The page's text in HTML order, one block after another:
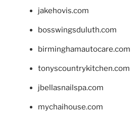
jakehovis.com
bosswingsduluth.com
birminghamautocare.com
tonyscountrykitchen.com
jbellasnailspa.com
mychaihouse.com